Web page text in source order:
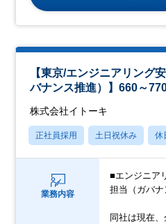
【東京/エンジニアリング
バナンス推進）】660～
株式会社イトーキ
正社員採用 土日祝休み 休
業務内容
■エンジニア
担当（ガバナ
同社は現在